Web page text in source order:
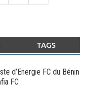
TAGS
d’Energie FC du Bénin
FC